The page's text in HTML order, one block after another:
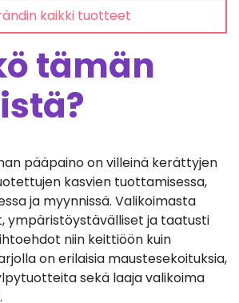
kaikki tuotteet
tämän
pääpaino on villeinä kerättyjen
kasvien tuottamisessa,
ja myynnissä. Valikoimasta
ympäristöystävälliset ja taatusti
niin keittiöön kuin
on erilaisia maustesekoituksia,
sekä laaja valikoima